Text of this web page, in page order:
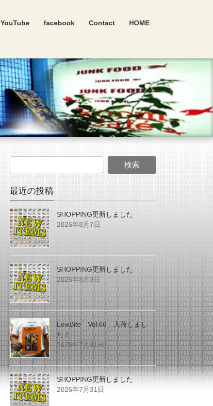
YouTube facebook Contact HOME
最近の投稿
SHOPPING更新しました
2026年8月7日
SHOPPING更新しました
2026年8月3日
LowBite Vol.66 入荷しまし
た！
2026年7月31日
SHOPPING更新しました
2026年7月31日